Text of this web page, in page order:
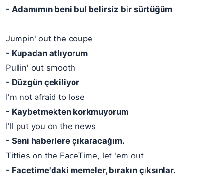
- Adamımın beni bul belirsiz bir sürtüğüm
Jumpin' out the coupe
- Kupadan atlıyorum
Pullin' out smooth
- Düzgün çekiliyor
I'm not afraid to lose
- Kaybetmekten korkmuyorum
I'll put you on the news
- Seni haberlere çıkaracağım.
Titties on the FaceTime, let 'em out
- Facetime'daki memeler, bırakın çıksınlar.